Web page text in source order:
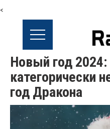
<
Новый год
категорически
год Дракона